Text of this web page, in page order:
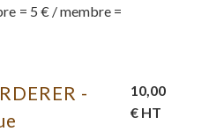
= 5 € / membre =
-
10,00
€ HT